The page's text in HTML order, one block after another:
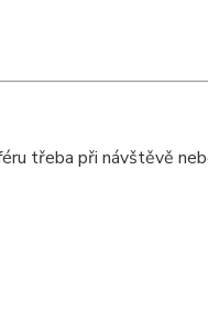
třeba při návštěvě